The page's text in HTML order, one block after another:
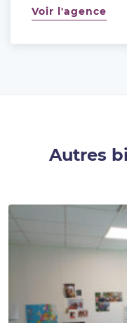
Voir l'agence
Autres